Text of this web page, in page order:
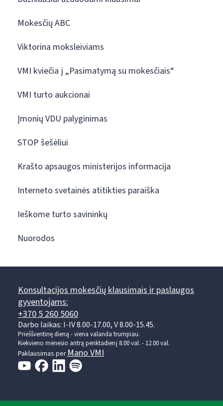
Mokesčių ABC
Viktorina moksleiviams
VMI kviečia į „Pasimatymą su mokesčiais“
VMI turto aukcionai
Įmonių VDU palyginimas
STOP šešėliui
Krašto apsaugos ministerijos informacija
Interneto svetainės atitikties paraiška
Ieškome turto savininkų
Nuorodos
Konsultacijos mokesčių klausimais ir paslaugos
gyventojams:
+370 5 260 5060
Darbo laikas: I-IV 8.00-17.00, V 8.00-15.45.
Prieššventinę dieną - viena valanda trumpiau.
Kiekvieno mėnesio antrą penktadienį 8.00 val. - 12.00 val.
Paklausimas per Mano VMI